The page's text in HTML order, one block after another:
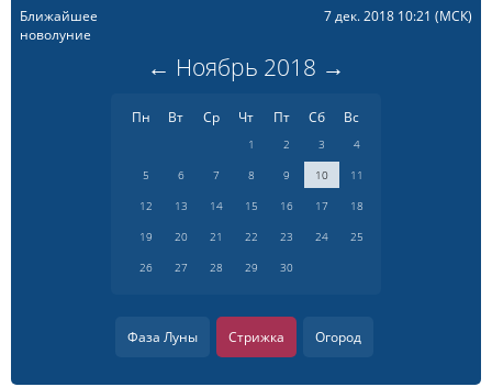
Ближайшее
новолуние
7 дек. 2018 10:21 (МСК)
← Ноябрь 2018 →
Пн Вт Ср Чт Пт Сб Вс
1 2 3
4
5
6 7 8 9 10
11
12
13 14 15 16 17
18
19
20 21 22 23 24
25
26
27 28 29 30
Фаза Луны Стрижка Огород